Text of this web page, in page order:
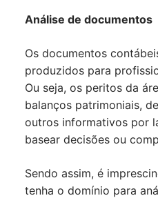
Análise de documentos
Os documentos
produzidos para
Ou seja, os peritos da
balanços patrimoniais,
outros informativos por
basear decisões ou
Sendo assim, é
tenha o domínio para